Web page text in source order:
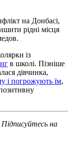
на Донбасі,
рідні місця
із
в школі. Пізніше
дівчинка,
і погрожують їм,
на